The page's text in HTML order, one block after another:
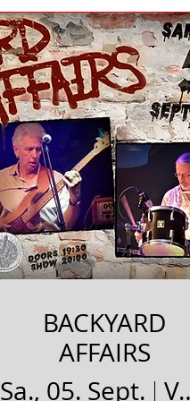
BACKYARD
AFFAIRS
Sa., 05. Sept.
Vakuum